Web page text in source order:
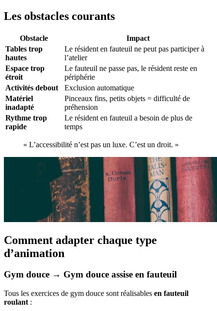
Les obstacles courants
Obstacle
Impact
Tables trop
hautes
Le résident en fauteuil ne peut pas participer à
l’atelier
Espace trop
étroit
Le fauteuil ne passe pas, le résident reste en
périphérie
Activités debout
Exclusion automatique
Matériel
inadapté
Pinceaux fins, petits objets = difficulté de
préhension
Rythme trop
rapide
Le résident en fauteuil a besoin de plus de
temps
« L’accessibilité n’est pas un luxe. C’est un droit. »
Comment adapter chaque type
d’animation
Gym douce → Gym douce assise en fauteuil
Tous les exercices de gym douce sont réalisables en fauteuil
roulant :